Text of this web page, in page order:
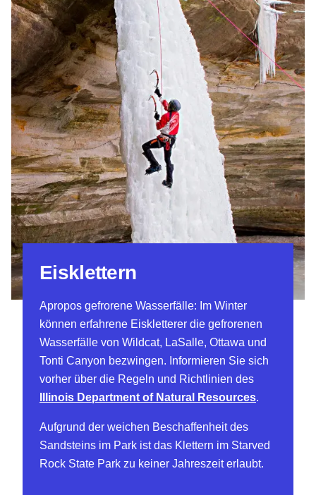
Eisklettern
Apropos gefrorene Wasserfälle: Im Winter
können erfahrene Eiskletterer die gefrorenen
Wasserfälle von Wildcat, LaSalle, Ottawa und
Tonti Canyon bezwingen. Informieren Sie sich
vorher über die Regeln und Richtlinien des
Illinois Department of Natural Resources.
Aufgrund der weichen Beschaffenheit des
Sandsteins im Park ist das Klettern im Starved
Rock State Park zu keiner Jahreszeit erlaubt.